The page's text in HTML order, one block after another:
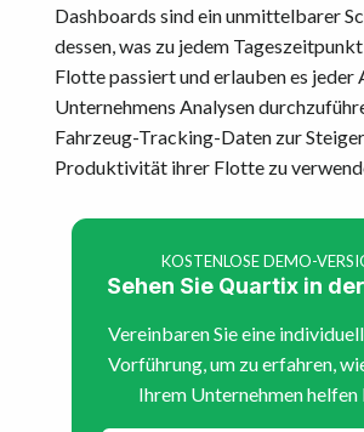
Dashboards sind ein unmittelbarer
dessen, was zu jedem
Flotte passiert und erlauben es jeder
Unternehmens Analysen
Fahrzeug-Tracking-Daten zur
Produktivität ihrer Flotte zu
KOSTENLOSE DEMO-
Sehen Sie Quartix in
Vereinbaren Sie eine
Vorführung, um zu erfahren,
Ihrem Unternehmen helfen